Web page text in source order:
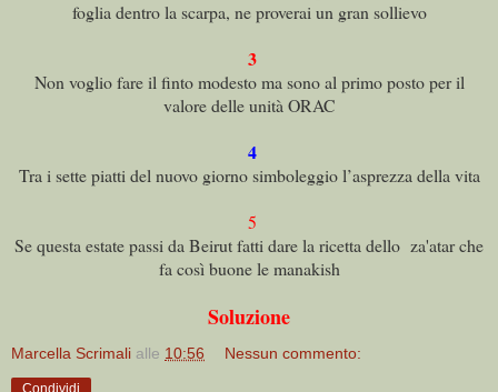
foglia dentro la scarpa, ne proverai un gran sollievo
3
Non voglio fare il finto modesto ma sono al primo posto per il
valore delle unità ORAC
4
Tra i sette piatti del nuovo giorno simboleggio l’asprezza della vita
5
Se questa estate passi da Beirut fatti dare la ricetta dello za'atar che
fa così buone le manakish
Soluzione
Marcella Scrimali alle 10:56 Nessun commento:
Condividi